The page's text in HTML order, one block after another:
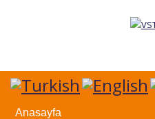
Anasayfa